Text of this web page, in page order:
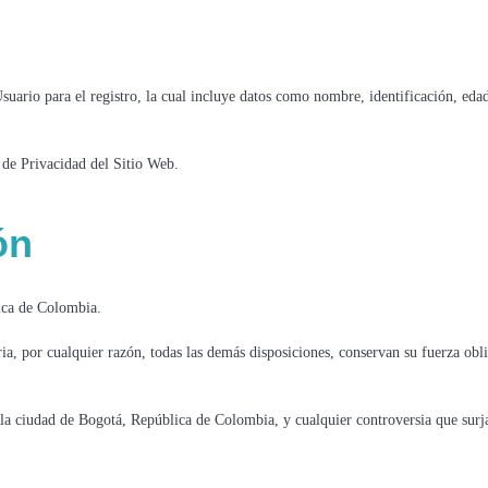
para el registro, la cual incluye datos como nombre, identificación,
Privacidad del Sitio Web.
de Colombia.
por cualquier razón, todas las demás disposiciones, conservan su fuerza
ciudad de Bogotá, República de Colombia, y cualquier controversia que